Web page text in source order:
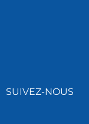
SUIVEZ-NOUS